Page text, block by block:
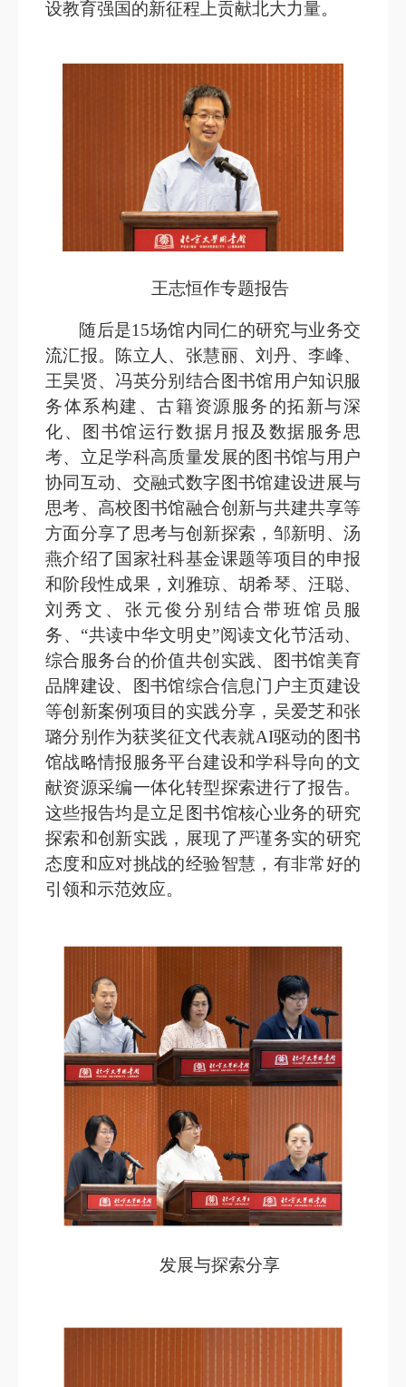
设教育强国的新征程上贡献北大力量。
王志恒作专题报告
随后是15场馆内同仁的研究与业务交
流汇报。陈立人、张慧丽、刘丹、李峰、
王昊贤、冯英分别结合图书馆用户知识服
务体系构建、古籍资源服务的拓新与深
化、图书馆运行数据月报及数据服务思
考、立足学科高质量发展的图书馆与用户
协同互动、交融式数字图书馆建设进展与
思考、高校图书馆融合创新与共建共享等
方面分享了思考与创新探索，邹新明、汤
燕介绍了国家社科基金课题等项目的申报
和阶段性成果，刘雅琼、胡希琴、汪聪、
刘秀文、张元俊分别结合带班馆员服
务、“共读中华文明史”阅读文化节活动、
综合服务台的价值共创实践、图书馆美育
品牌建设、图书馆综合信息门户主页建设
等创新案例项目的实践分享，吴爱芝和张
璐分别作为获奖征文代表就AI驱动的图书
馆战略情报服务平台建设和学科导向的文
献资源采编一体化转型探索进行了报告。
这些报告均是立足图书馆核心业务的研究
探索和创新实践，展现了严谨务实的研究
态度和应对挑战的经验智慧，有非常好的
引领和示范效应。
发展与探索分享